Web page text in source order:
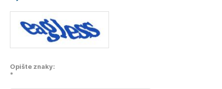
Opište znaky:
*